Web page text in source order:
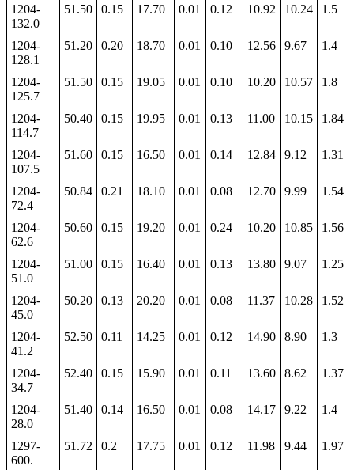
1204-
132.0
51.50 0.15 17.70 0.01 0.12 10.92 10.24 1.5
1204-
128.1
51.20 0.20 18.70 0.01 0.10 12.56 9.67 1.4
1204-
125.7
51.50 0.15 19.05 0.01 0.10 10.20 10.57 1.8
1204-
114.7
50.40 0.15 19.95 0.01 0.13 11.00 10.15 1.84
1204-
107.5
51.60 0.15 16.50 0.01 0.14 12.84 9.12 1.31
1204-
72.4
50.84 0.21 18.10 0.01 0.08 12.70 9.99 1.54
1204-
62.6
50.60 0.15 19.20 0.01 0.24 10.20 10.85 1.56
1204-
51.0
51.00 0.15 16.40 0.01 0.13 13.80 9.07 1.25
1204-
45.0
50.20 0.13 20.20 0.01 0.08 11.37 10.28 1.52
1204-
41.2
52.50 0.11 14.25 0.01 0.12 14.90 8.90 1.3
1204-
34.7
52.40 0.15 15.90 0.01 0.11 13.60 8.62 1.37
1204-
28.0
51.40 0.14 16.50 0.01 0.08 14.17 9.22 1.4
1297-
600.
51.72 0.2 17.75 0.01 0.12 11.98 9.44 1.97